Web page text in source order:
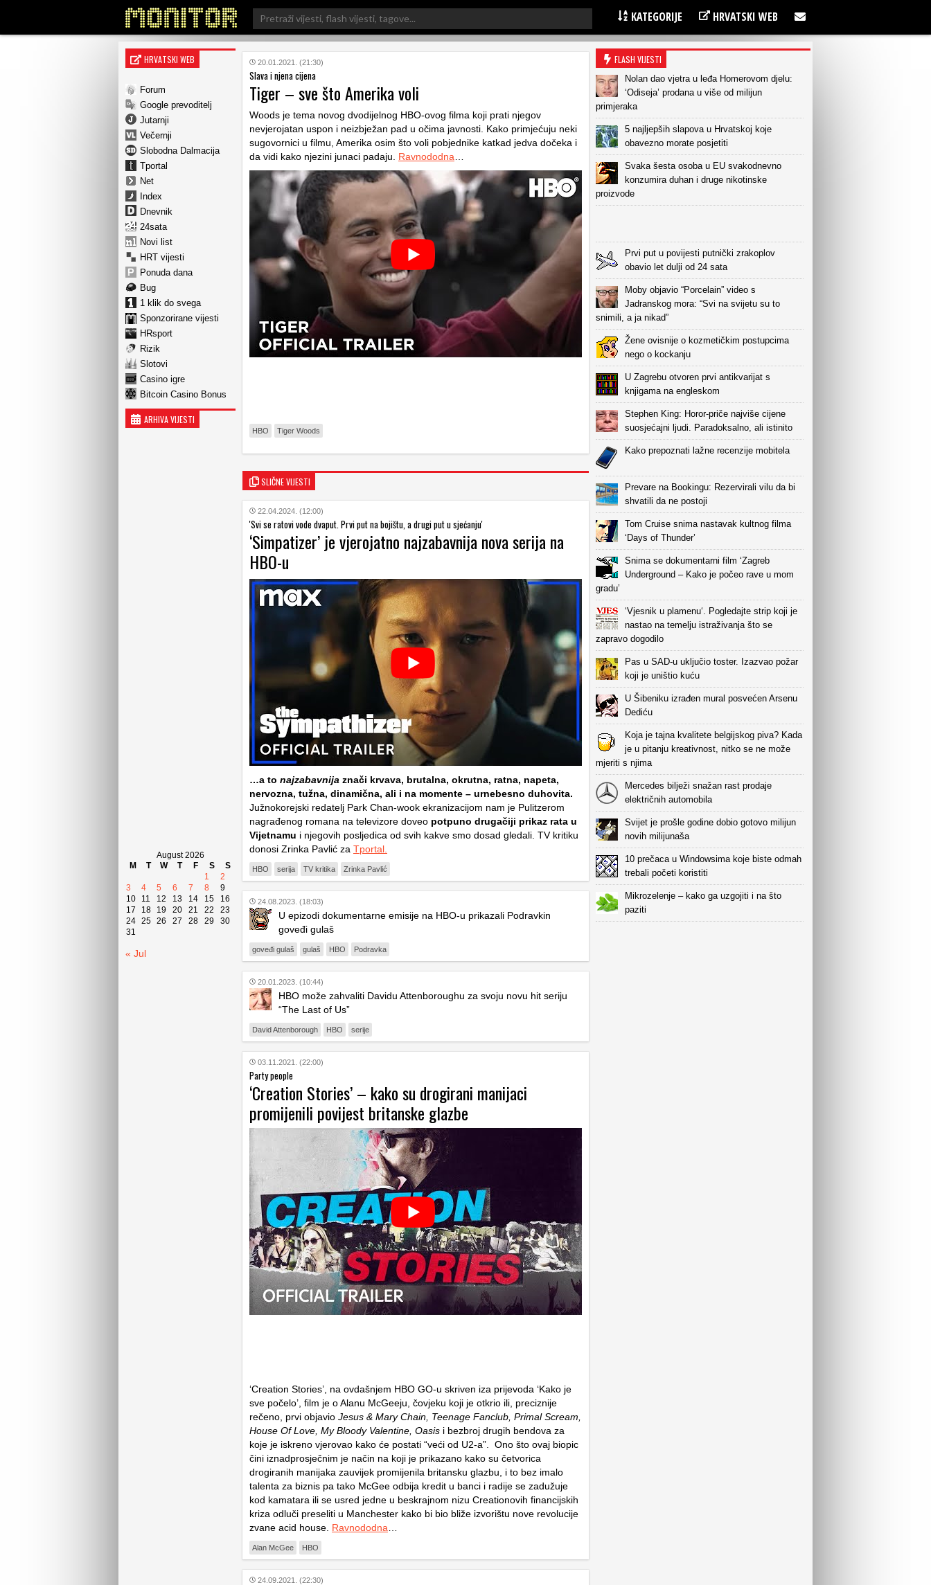
Search
for:
KATEGORIJE HRVATSKI WEB
HRVATSKI WEB
Forum
Google prevoditelj
Jutarnji
Večernji
Slobodna Dalmacija
Tportal
Net
Index
Dnevnik
24sata
Novi list
HRT vijesti
Ponuda dana
Bug
1 klik do svega
Sponzorirane vijesti
HRsport
Rizik
Slotovi
Casino igre
Bitcoin Casino Bonus
ARHIVA VIJESTI
August 2026
M
T W T F S
S
1
2
3
4 5 6 7 8
9
10
11 12 13 14 15
16
17
18 19 20 21 22
23
24 25 26 27 28 29
30
31
« Jul
20.01.2021. (21:30)
Slava i njena cijena
Tiger – sve što Amerika voli
Woods je tema novog dvodijelnog HBO-ovog filma koji prati njegov
nevjerojatan uspon i neizbježan pad u očima javnosti. Kako primjećuju neki
sugovornici u filmu, Amerika osim što voli pobjednike katkad jedva dočeka i
da vidi kako njezini junaci padaju. Ravnododna
HBO Tiger Woods
SLIČNE VIJESTI
22.04.2024. (12:00)
'Svi se ratovi vode dvaput. Prvi put na bojištu, a drugi put u sjećanju'
‘Simpatizer’ je vjerojatno najzabavnija nova serija na
HBO-u
…a to najzabavnija znači krvava, brutalna, okrutna, ratna, napeta,
nervozna, tužna, dinamična, ali i na momente – urnebesno duhovita.
Južnokorejski redatelj Park Chan-wook ekranizacijom nam je Pulitzerom
nagrađenog romana na televizore doveo potpuno drugačiji prikaz rata u
Vijetnamu i njegovih posljedica od svih kakve smo dosad gledali. TV kritiku
donosi Zrinka Pavlić za Tportal.
HBO serija TV kritika Zrinka Pavlić
24.08.2023. (18:03)
U epizodi dokumentarne emisije na HBO-u prikazali Podravkin
goveđi gulaš
goveđi gulaš gulaš HBO Podravka
20.01.2023. (10:44)
HBO može zahvaliti Davidu Attenboroughu za svoju novu hit seriju
“The Last of Us”
David Attenborough HBO serije
03.11.2021. (22:00)
Party people
‘Creation Stories’ – kako su drogirani manijaci
promijenili povijest britanske glazbe
‘Creation Stories’, na ovdašnjem HBO GO-u skriven iza prijevoda ‘Kako je
sve počelo’, film je o Alanu McGeeju, čovjeku koji je otkrio ili, preciznije
rečeno, prvi objavio Jesus & Mary Chain, Teenage Fanclub, Primal Scream,
House Of Love, My Bloody Valentine, Oasis i bezbroj drugih bendova za
koje je iskreno vjerovao kako će postati “veći od U2-a”. Ono što ovaj biopic
čini iznadprosječnim je način na koji je prikazano kako su četvorica
drogiranih manijaka zauvijek promijenila britansku glazbu, i to bez imalo
talenta za biznis pa tako McGee odbija kredit u banci i radije se zadužuje
kod kamatara ili se usred jedne u beskrajnom nizu Creationovih financijskih
kriza odluči preseliti u Manchester kako bi bio bliže izvorištu nove revolucije
zvane acid house. Ravnododna
Alan McGee HBO
24.09.2021. (22:30)
FLASH VIJESTI
Nolan dao vjetra u leđa Homerovom djelu:
‘Odiseja’ prodana u više od milijun
primjeraka
5 najljepših slapova u Hrvatskoj koje
obavezno morate posjetiti
Svaka šesta osoba u EU svakodnevno
konzumira duhan i druge nikotinske
proizvode
Prvi put u povijesti putnički zrakoplov
obavio let dulji od 24 sata
Moby objavio “Porcelain” video s
Jadranskog mora: “Svi na svijetu su to
snimili, a ja nikad”
Žene ovisnije o kozmetičkim postupcima
nego o kockanju
U Zagrebu otvoren prvi antikvarijat s
knjigama na engleskom
Stephen King: Horor-priče najviše cijene
suosjećajni ljudi. Paradoksalno, ali istinito
Kako prepoznati lažne recenzije mobitela
Prevare na Bookingu: Rezervirali vilu da bi
shvatili da ne postoji
Tom Cruise snima nastavak kultnog filma
‘Days of Thunder’
Snima se dokumentarni film ‘Zagreb
Underground – Kako je počeo rave u mom
gradu’
‘Vjesnik u plamenu‘. Pogledajte strip koji je
nastao na temelju istraživanja što se
zapravo dogodilo
Pas u SAD-u uključio toster. Izazvao požar
koji je uništio kuću
U Šibeniku izrađen mural posvećen Arsenu
Dediću
Koja je tajna kvalitete belgijskog piva? Kada
je u pitanju kreativnost, nitko se ne može
mjeriti s njima
Mercedes bilježi snažan rast prodaje
električnih automobila
Svijet je prošle godine dobio gotovo milijun
novih milijunaša
10 prečaca u Windowsima koje biste odmah
trebali početi koristiti
Mikrozelenje – kako ga uzgojiti i na što
paziti